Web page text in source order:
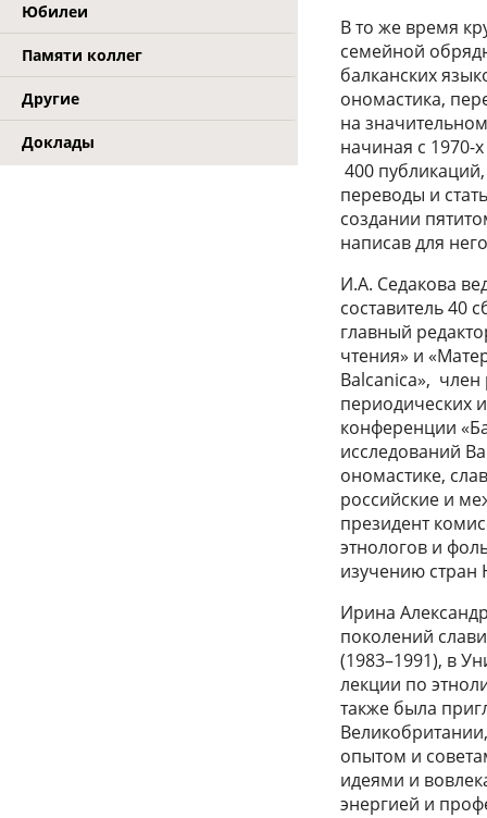
Юбилеи
Памяти коллег
Другие
Доклады
В то же время
семейной
балканских
ономастика,
на
начиная с 1970-
400
переводы и
создании
написав для
И.А. Седакова
составитель 40
главный
чтения» и
Balcanica»,
периодических
конференции
исследований
ономастике,
российские и
президент
этнологов и
изучению стран
Ирина
поколений
(1983–1991), в
лекции по
также была
опытом и
идеями и
энергией и